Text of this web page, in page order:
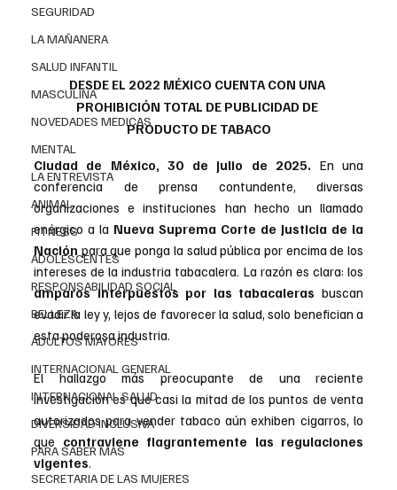
SEGURIDAD
LA MAÑANERA
SALUD INFANTIL
MASCULINA
NOVEDADES MEDICAS
MENTAL
LA ENTREVISTA
ANIMAL
FITNESS
ADOLESCENTES
RESPONSABILIDAD SOCIAL
BELLEZA
ADULTOS MAYORES
INTERNACIONAL GENERAL
INTERNACIONAL SALUD
DIVERSIDAD INCLUSIVA
PARA SABER MAS
SECRETARIA DE LAS MUJERES
DESDE EL 2022 MÉXICO CUENTA CON UNA
PROHIBICIÓN TOTAL DE PUBLICIDAD DE
PRODUCTO DE TABACO
Ciudad de México, 30 de julio de 2025. En una
conferencia de prensa contundente, diversas
organizaciones e instituciones han hecho un llamado
enérgico a la Nueva Suprema Corte de Justicia de la
Nación para que ponga la salud pública por encima de los
amparos interpuestos por las tabacaleras buscan
evadir la ley y, lejos de favorecer la salud, solo benefician a
esta poderosa industria.
El hallazgo más preocupante de una reciente
investigación es que casi la mitad de los puntos de venta
autorizados para vender tabaco aún exhiben cigarros, lo
que contraviene flagrantemente las regulaciones
vigentes